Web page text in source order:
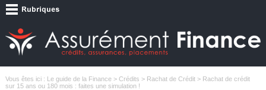
Vous êtes ici : Le guide de la Finance> Crédits > Rachat de Crédit> Rachat de crédit
sur 15 ans ou 180 mois : faites une simulation !